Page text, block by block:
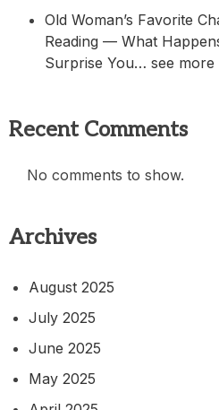
Old Woman’s Favorite
Reading — What
Surprise You… see more
Recent Comments
No comments to show.
Archives
August 2025
July 2025
June 2025
May 2025